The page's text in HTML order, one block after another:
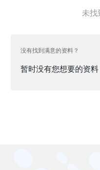
未找
没有找到满意的资料？
暂时没有您想要的资